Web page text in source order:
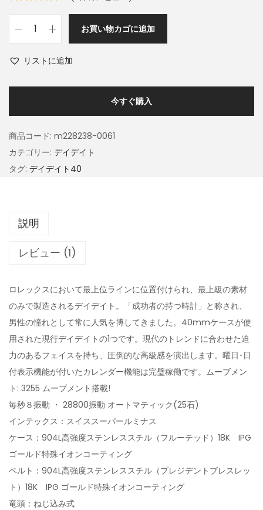
お買い物カゴに追加
リストに追加
今すぐ購入
商品コード: m228238-0061
カテゴリー: デイデイト
タグ: デイデイト40
説明
レビュー (1)
ロレックスにおいて最上位ラインに位置付けられ、最上級の素材
のみで製造されるデイデイト。「成功者の持つ時計」と称され、
男性の憧れとして常に人気を博してきました。40mmケースが使
用された現行デイデイトの1つです。現代のトレンドに合わせた迫
力のあるフェイスを持ち、圧倒的な高級感を演出します。曜日･日
付表示機能が付いたカレンダー機能は完璧稼働です。ムーブメン
ト: 3255 ムーブメント搭載!
毎秒８振動 ・ 28800振動 オートマティック(25石)
インテックス：スイススーパールミナス
ケース：904L高強度ステンレススチル（フルーテッド）18K IPG
ゴールド特殊イオンコーティング
ベルト：904L高強度ステンレススチル（プレジデントブレスレッ
ト）18K IPG ゴールド特殊イオンコーティング
竜頭：ねじ込み式